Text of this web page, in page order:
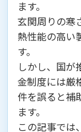
ます。
玄関周りの寒
熱性能の高い
す。
しかし、国が
金制度には厳
件を誤ると補
ます。
この記事では